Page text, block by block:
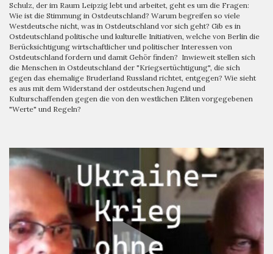
Schulz, der im Raum Leipzig lebt und arbeitet, geht es um die Fragen:
Wie ist die Stimmung in Ostdeutschland? Warum begreifen so viele
Westdeutsche nicht, was in Ostdeutschland vor sich geht? Gib es in
Ostdeutschland politische und kulturelle Initiativen, welche von Berlin die
Berücksichtigung wirtschaftlicher und politischer Interessen von
Ostdeutschland fordern und damit Gehör finden? Inwieweit stellen sich
die Menschen in Ostdeutschland der "Kriegsertüchtigung", die sich
gegen das ehemalige Bruderland Russland richtet, entgegen? Wie sieht
es aus mit dem Widerstand der ostdeutschen Jugend und
Kulturschaffenden gegen die von den westlichen Eliten vorgegebenen
"Werte" und Regeln?